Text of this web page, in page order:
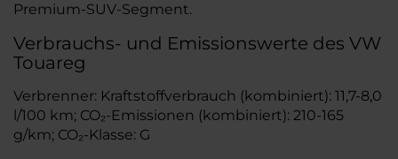
Premium-SUV-Segment.
Verbrauchs- und Emissionswerte des VW
Touareg
Verbrenner: Kraftstoffverbrauch (kombiniert): 11,7-8,0
l/100 km; CO₂-Emissionen (kombiniert): 210-165
g/km; CO₂-Klasse: G